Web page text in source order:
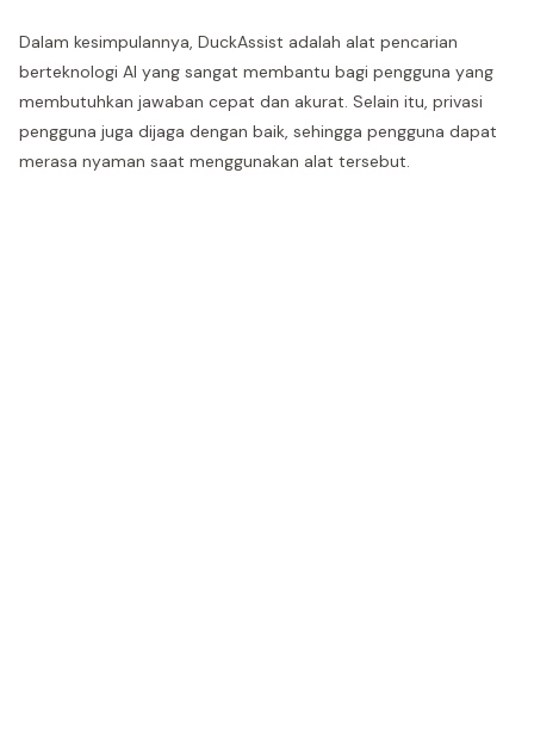
Dalam kesimpulannya, DuckAssist adalah alat pencarian
berteknologi AI yang sangat membantu bagi pengguna yang
membutuhkan jawaban cepat dan akurat. Selain itu, privasi
pengguna juga dijaga dengan baik, sehingga pengguna dapat
merasa nyaman saat menggunakan alat tersebut.